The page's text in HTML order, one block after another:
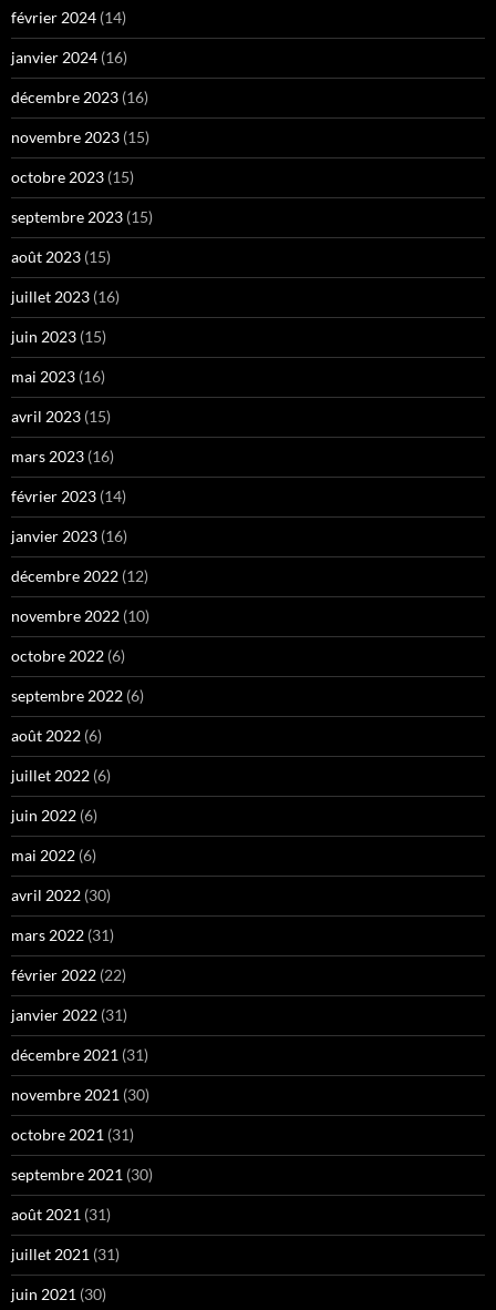
février 2024 (14)
janvier 2024 (16)
décembre 2023 (16)
novembre 2023 (15)
octobre 2023 (15)
septembre 2023 (15)
août 2023 (15)
juillet 2023 (16)
juin 2023 (15)
mai 2023 (16)
avril 2023 (15)
mars 2023 (16)
février 2023 (14)
janvier 2023 (16)
décembre 2022 (12)
novembre 2022 (10)
octobre 2022 (6)
septembre 2022 (6)
août 2022 (6)
juillet 2022 (6)
juin 2022 (6)
mai 2022 (6)
avril 2022 (30)
mars 2022 (31)
février 2022 (22)
janvier 2022 (31)
décembre 2021 (31)
novembre 2021 (30)
octobre 2021 (31)
septembre 2021 (30)
août 2021 (31)
juillet 2021 (31)
juin 2021 (30)